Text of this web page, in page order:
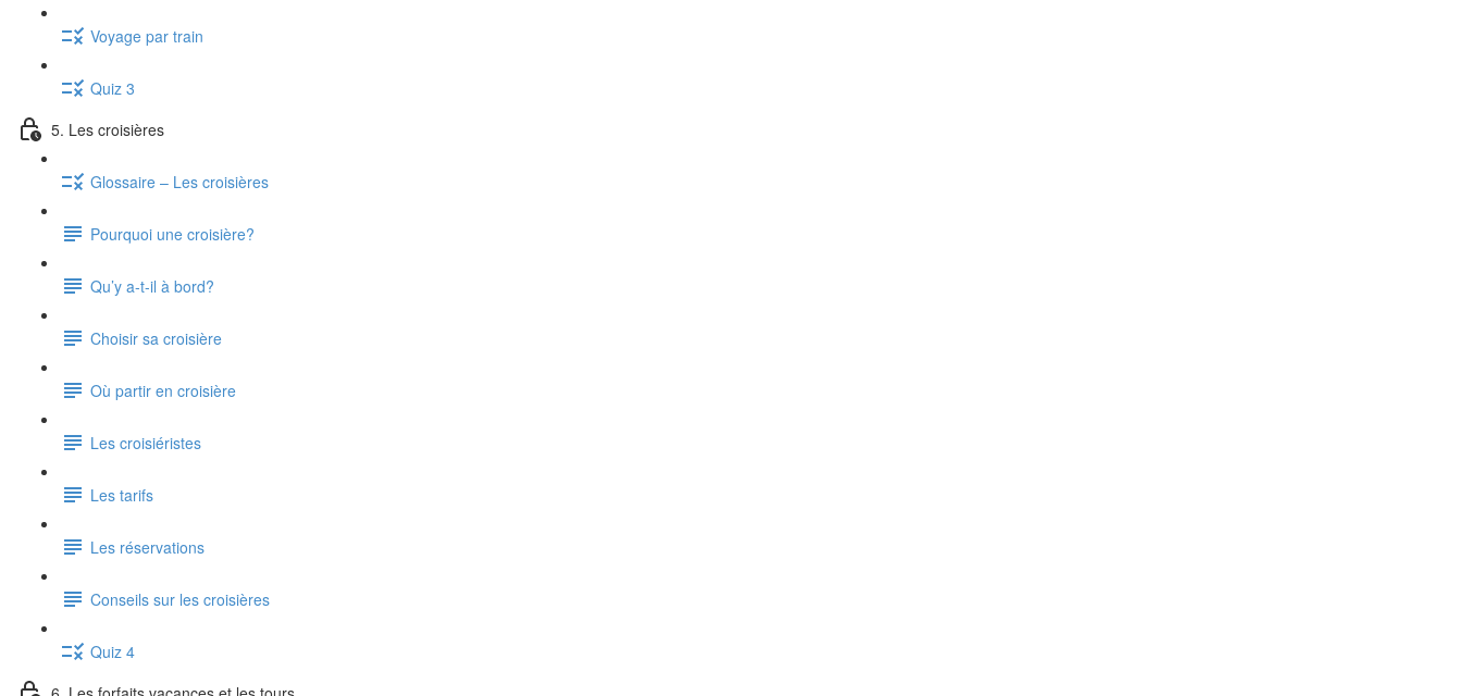
Voyage par train
Quiz 3
5. Les croisières
Glossaire – Les croisières
Pourquoi une croisière?
Qu’y a-t-il à bord?
Choisir sa croisière
Où partir en croisière
Les croisiéristes
Les tarifs
Les réservations
Conseils sur les croisières
Quiz 4